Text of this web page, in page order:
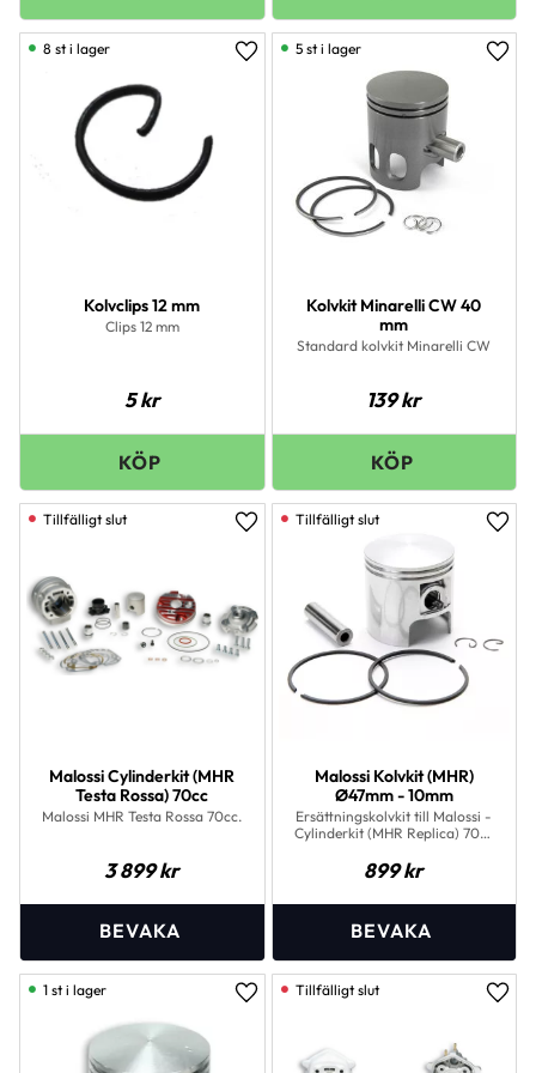
Kolvclips 12 mm
Clips 12 mm
5kr
Lägg till i favoriter
8 st i lager
Kolvkit Minarelli CW 40
mm
Standard kolvkit Minarelli CW
139kr
5 st i lager
Malossi Cylinderkit (MHR
Testa Rossa) 70cc
Malossi MHR Testa Rossa 70cc.
3 899kr
Lägg till i favoriter
Malossi Kolvkit (MHR)
Ø47mm - 10mm
Ersättningskolvkit till Malossi -
Cylinderkit (MHR Replica) 70cc
vattenkylda scootermotor
899kr
Lägg till i favoriter
1 st i lager